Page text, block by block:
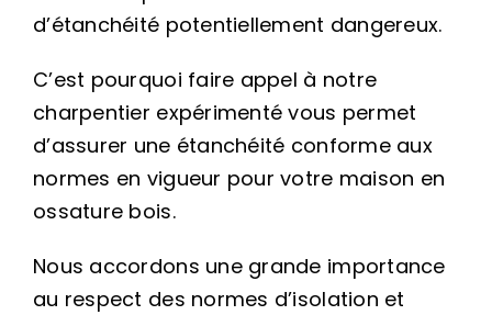
d’étanchéité potentiellement dangereux.
C’est pourquoi faire appel à notre
charpentier expérimenté vous permet
d’assurer une étanchéité conforme aux
normes en vigueur pour votre maison en
ossature bois.
Nous accordons une grande importance
au respect des normes d’isolation et